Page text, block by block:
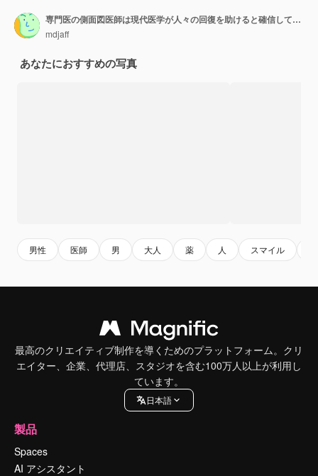
専門医の側面図医師は現代医学が人々の回復を助けると確信しています
mdjaff
あなたにおすすめの写真
男性 医師 男 大人 薬 人 スマイル
最高のクリエイティブ制作を導くためのプラットフォーム。クリ
エイター、企業、代理店、スタジオを含む100万人以上が利用し
ています。
日本語
製品
Spaces
AI アシスタント